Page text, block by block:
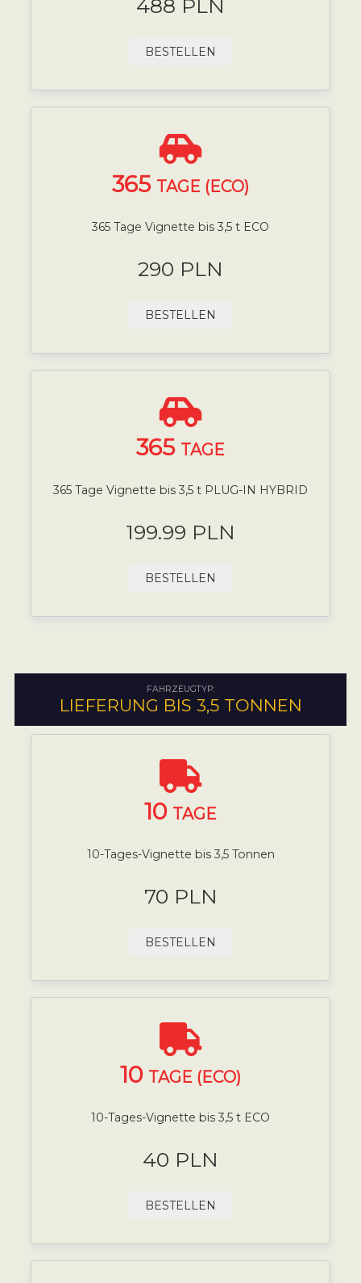
488 PLN
BESTELLEN
365 TAGE (ECO)
365 Tage Vignette bis 3,5 t ECO
290 PLN
BESTELLEN
365 TAGE
365 Tage Vignette bis 3,5 t PLUG-IN HYBRID
199.99 PLN
BESTELLEN
FAHRZEUGTYP:
LIEFERUNG BIS 3,5 TONNEN
10 TAGE
10-Tages-Vignette bis 3,5 Tonnen
70 PLN
BESTELLEN
10 TAGE (ECO)
10-Tages-Vignette bis 3,5 t ECO
40 PLN
BESTELLEN